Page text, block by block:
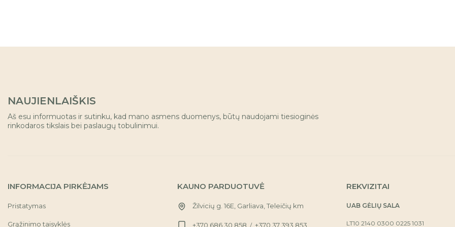
NAUJIENLAIŠKIS
Aš esu informuotas ir sutinku, kad mano asmens duomenys, būtų naudojami tiesioginės
rinkodaros tikslais bei paslaugų tobulinimui.
INFORMACIJA PIRKĖJAMS
Pristatymas
Grąžinimo taisyklės
KAUNO PARDUOTUVĖ
Žilvicių g. 16E, Garliava, Teleičių km
+370 686 30 858 / +370 37 393 853
REKVIZITAI
UAB GĖLIŲ SALA
LT10 2140 0300 0225 1031